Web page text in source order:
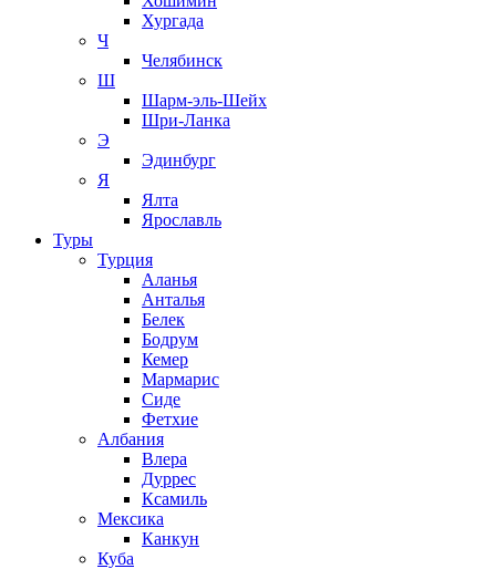
Хургада
Ч
Челябинск
Ш
Шарм-эль-Шейх
Шри-Ланка
Э
Эдинбург
Я
Ялта
Ярославль
Туры
Турция
Аланья
Анталья
Белек
Бодрум
Кемер
Мармарис
Сиде
Фетхие
Албания
Влера
Дуррес
Ксамиль
Мексика
Канкун
Куба